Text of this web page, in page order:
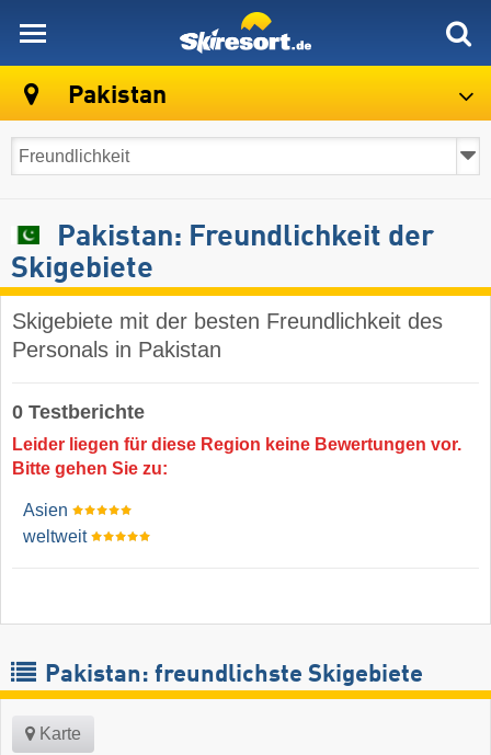
Pakistan
Pakistan: Freundlichkeit der
Skigebiete
Skigebiete mit der besten Freundlichkeit des
Personals in Pakistan
0 Testberichte
Leider liegen für diese Region keine Bewertungen vor.
Bitte gehen Sie zu:
Asien
weltweit
Pakistan: freundlichste Skigebiete
Karte